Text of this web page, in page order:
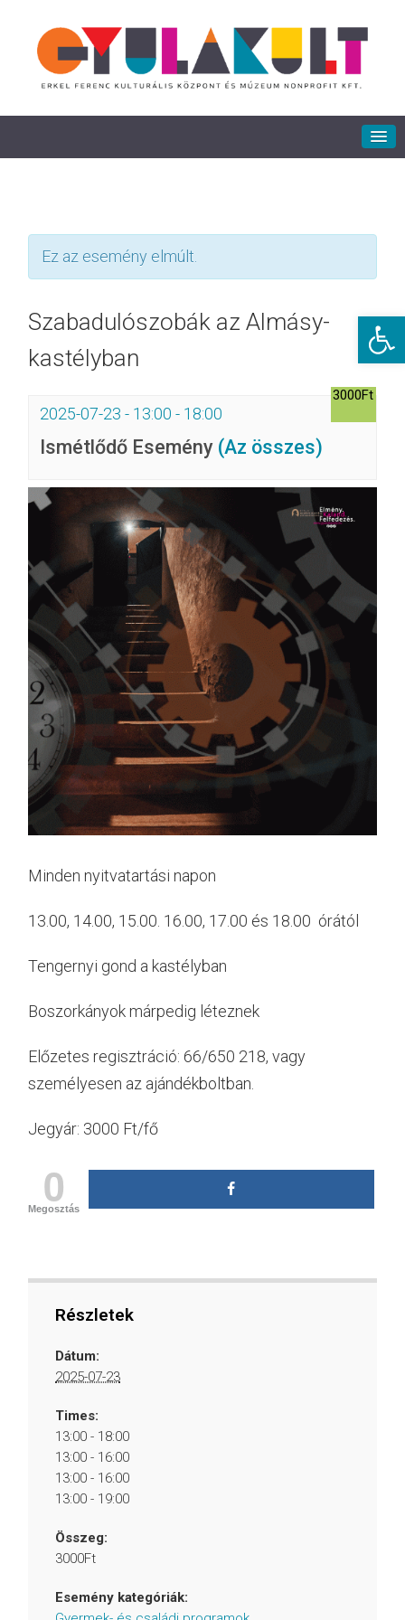
Ez az esemény elmúlt.
Szabadulószobák az Almásy-
kastélyban
2025-07-23 - 13:00 - 18:00
Ismétlődő Esemény (Az összes)
3000Ft
Minden nyitvatartási napon
13.00, 14.00, 15.00. 16.00, 17.00 és 18.00 órától
Tengernyi gond a kastélyban
Boszorkányok márpedig léteznek
Előzetes regisztráció: 66/650 218, vagy
személyesen az ajándékboltban.
Jegyár: 3000 Ft/fő
0
Megosztás
Részletek
Dátum:
2025-07-23
Times:
13:00 - 18:00
13:00 - 16:00
13:00 - 16:00
13:00 - 19:00
Összeg:
3000Ft
Esemény kategóriák: